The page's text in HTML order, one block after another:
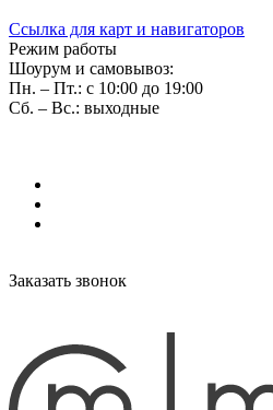
Ссылка для карт и навигаторов
Режим работы
Шоурум и самовывоз:
Пн. – Пт.: с 10:00 до 19:00
Сб. – Вс.: выходные
Заказать звонок